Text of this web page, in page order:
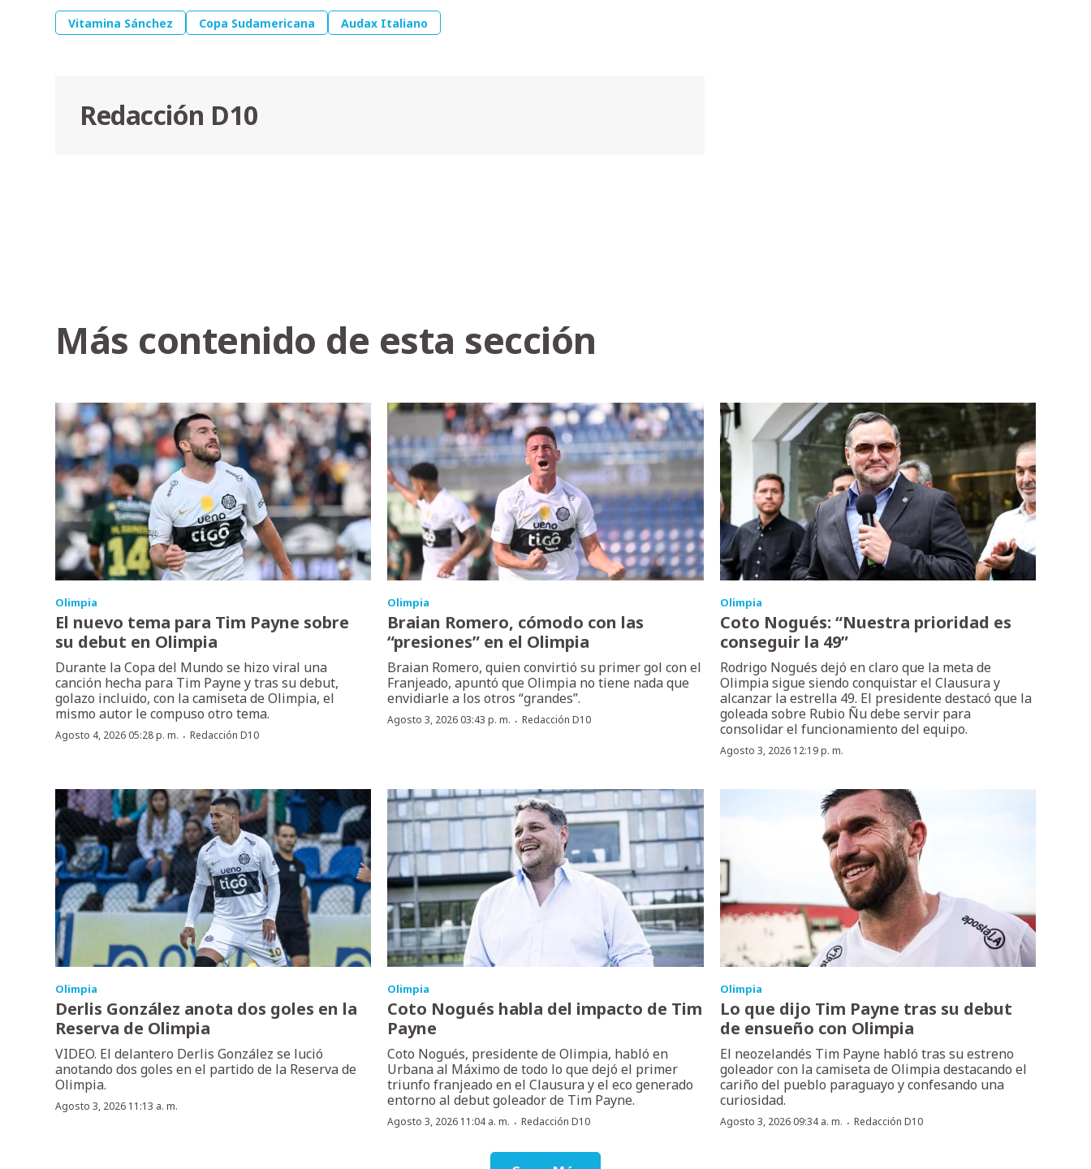
Vitamina Sánchez Copa Sudamericana Audax Italiano
Redacción D10
Más contenido de esta sección
Olimpia
El nuevo tema para Tim Payne sobre
su debut en Olimpia
Durante la Copa del Mundo se hizo viral una
canción hecha para Tim Payne y tras su debut,
golazo incluido, con la camiseta de Olimpia, el
mismo autor le compuso otro tema.
Agosto 4, 2026 05:28 p. m. · Redacción D10
Olimpia
Braian Romero, cómodo con las
“presiones” en el Olimpia
Braian Romero, quien convirtió su primer gol con el
Franjeado, apuntó que Olimpia no tiene nada que
envidiarle a los otros “grandes”.
Agosto 3, 2026 03:43 p. m. ·Redacción D10
Olimpia
Coto Nogués: “Nuestra prioridad es
conseguir la 49”
Rodrigo Nogués dejó en claro que la meta de
Olimpia sigue siendo conquistar el Clausura y
alcanzar la estrella 49. El presidente destacó que la
goleada sobre Rubio Ñu debe servir para
consolidar el funcionamiento del equipo.
Agosto 3, 2026 12:19 p. m.
Olimpia
Derlis González anota dos goles en la
Reserva de Olimpia
VIDEO. El delantero Derlis González se lució
anotando dos goles en el partido de la Reserva de
Olimpia.
Agosto 3, 2026 11:13 a. m.
Olimpia
Coto Nogués habla del impacto de Tim
Payne
Coto Nogués, presidente de Olimpia, habló en
Urbana al Máximo de todo lo que dejó el primer
triunfo franjeado en el Clausura y el eco generado
entorno al debut goleador de Tim Payne.
Agosto 3, 2026 11:04 a. m. ·Redacción D10
Olimpia
Lo que dijo Tim Payne tras su debut
de ensueño con Olimpia
El neozelandés Tim Payne habló tras su estreno
goleador con la camiseta de Olimpia destacando el
cariño del pueblo paraguayo y confesando una
curiosidad.
Agosto 3, 2026 09:34 a. m. · Redacción D10